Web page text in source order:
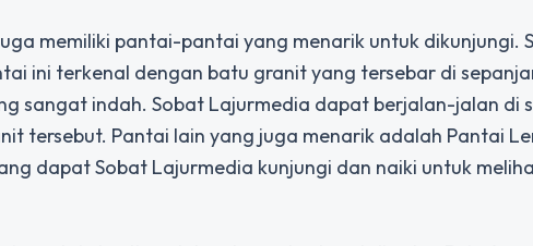
memiliki pantai-pantai yang menarik untuk dikunjungi.
ini terkenal dengan batu granit yang tersebar di
sangat indah. Sobat Lajurmedia dapat berjalan-jalan di
tersebut. Pantai lain yang juga menarik adalah Pantai
dapat Sobat Lajurmedia kunjungi dan naiki untuk